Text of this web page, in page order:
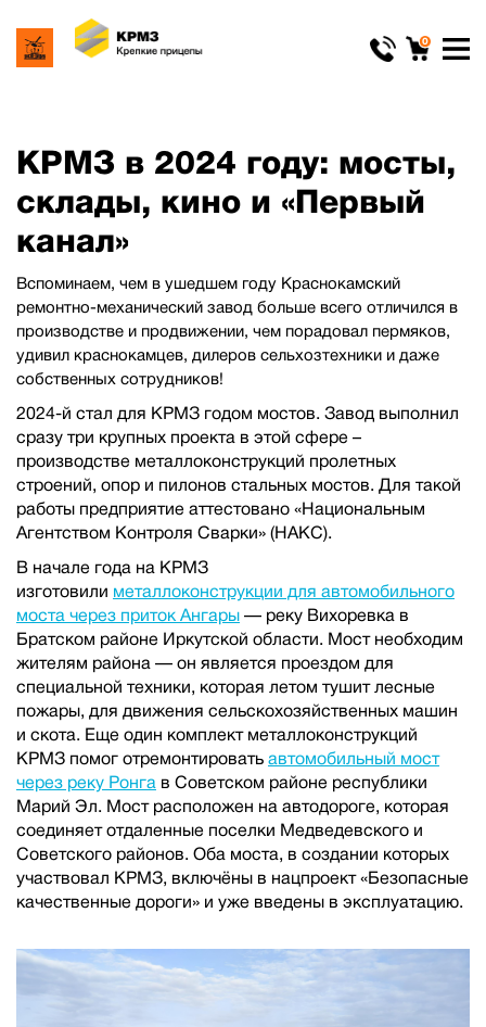
0
КРМЗ в 2024 году: мосты,
склады, кино и «Первый
канал»
Вспоминаем, чем в ушедшем году Краснокамский
ремонтно-механический завод больше всего отличился в
производстве и продвижении, чем порадовал пермяков,
удивил краснокамцев, дилеров сельхозтехники и даже
собственных сотрудников!
2024-й стал для КРМЗ годом мостов. Завод выполнил
сразу три крупных проекта в этой сфере –
производстве металлоконструкций пролетных
строений, опор и пилонов стальных мостов. Для такой
работы предприятие аттестовано «Национальным
Агентством Контроля Сварки» (НАКС).
В начале года на КРМЗ
изготовили металлоконструкции для автомобильного
моста через приток Ангары — реку Вихоревка в
Братском районе Иркутской области. Мост необходим
жителям района — он является проездом для
специальной техники, которая летом тушит лесные
пожары, для движения сельскохозяйственных машин
и скота. Еще один комплект металлоконструкций
КРМЗ помог отремонтировать автомобильный мост
через реку Ронга в Советском районе республики
Марий Эл. Мост расположен на автодороге, которая
соединяет отдаленные поселки Медведевского и
Советского районов. Оба моста, в создании которых
участвовал КРМЗ, включёны в нацпроект «Безопасные
качественные дороги» и уже введены в эксплуатацию.